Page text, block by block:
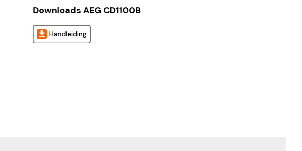
Downloads AEG CD1100B
Handleiding